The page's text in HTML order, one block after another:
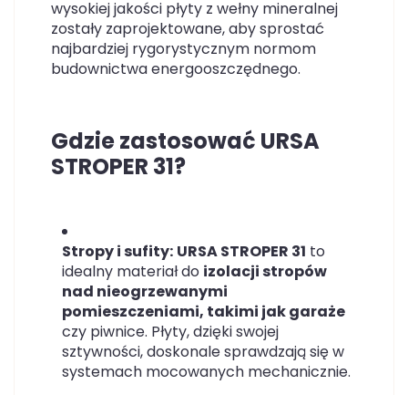
wysokiej jakości płyty z wełny mineralnej
zostały zaprojektowane, aby sprostać
najbardziej rygorystycznym normom
budownictwa energooszczędnego.
Gdzie zastosować URSA
STROPER 31?
Stropy i sufity: URSA STROPER 31 to
idealny materiał do izolacji stropów
nad nieogrzewanymi
pomieszczeniami, takimi jak garaże
czy piwnice. Płyty, dzięki swojej
sztywności, doskonale sprawdzają się w
systemach mocowanych mechanicznie.